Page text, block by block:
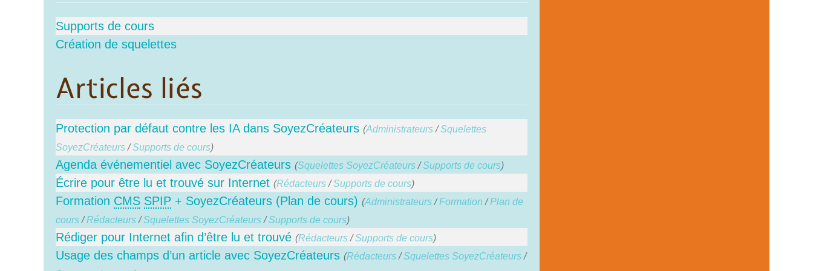
Supports de cours
Création de squelettes
Articles liés
Protection par défaut contre les IA dans SoyezCréateurs (Administrateurs/Squelettes
SoyezCréateurs/Supports de cours)
Agenda événementiel avec SoyezCréateurs (Squelettes SoyezCréateurs/Supports de cours)
Écrire pour être lu et trouvé sur Internet (Rédacteurs/Supports de cours)
Formation CMS SPIP + SoyezCréateurs (Plan de cours) (Administrateurs/Formation /Plan de
cours/Rédacteurs/Squelettes SoyezCréateurs/Supports de cours)
Rédiger pour Internet afin d’être lu et trouvé (Rédacteurs/Supports de cours)
Usage des champs d’un article avec SoyezCréateurs (Rédacteurs/Squelettes SoyezCréateurs/